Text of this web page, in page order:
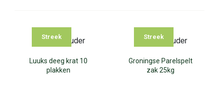
Streek
Luuks deeg krat 10
plakken
Streek
Groningse Parelspelt
zak 25kg